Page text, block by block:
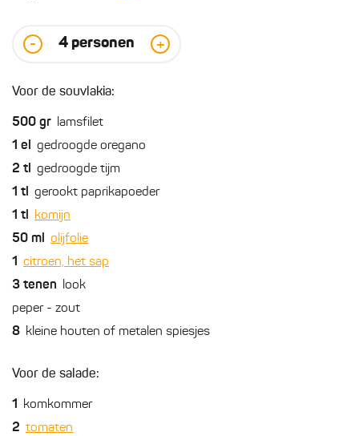
- 4 personen +
Voor de souvlakia:
500 gr lamsfilet
1 el gedroogde oregano
2 tl gedroogde tijm
1 tl gerookt paprikapoeder
1 tl komijn
50 ml olijfolie
1 citroen, het sap
3 tenen look
peper - zout
8 kleine houten of metalen spiesjes
Voor de salade:
1 komkommer
2 tomaten